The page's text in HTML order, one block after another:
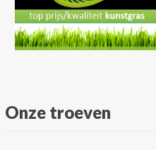
Onze troeven